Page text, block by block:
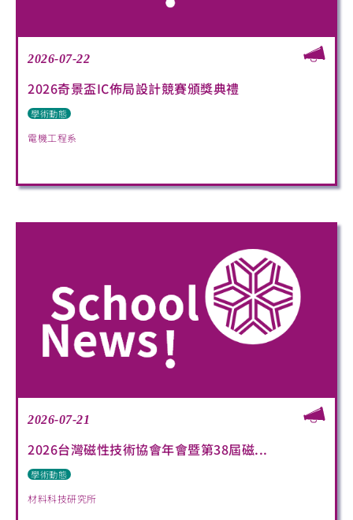
2026-07-22
2026奇景盃IC佈局設計競賽頒獎典禮
學術動態
電機工程系
2026-07-21
2026台灣磁性技術協會年會暨第38屆磁...
學術動態
材料科技研究所